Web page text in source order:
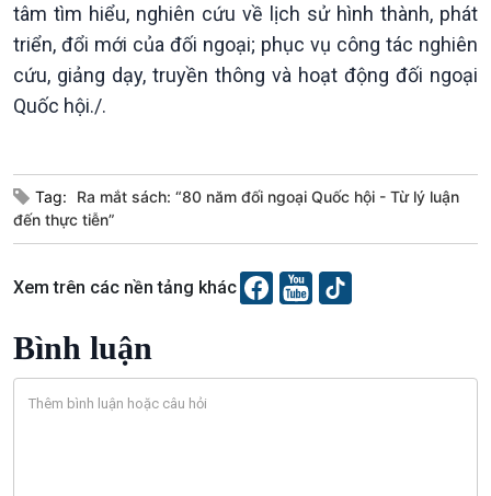
tâm tìm hiểu, nghiên cứu về lịch sử hình thành, phát
triển, đổi mới của đối ngoại; phục vụ công tác nghiên
cứu, giảng dạy, truyền thông và hoạt động đối ngoại
Quốc hội./.
Tag:
Ra mắt sách: “80 năm đối ngoại Quốc hội - Từ lý luận
đến thực tiễn”
Xem trên các nền tảng khác
Bình luận